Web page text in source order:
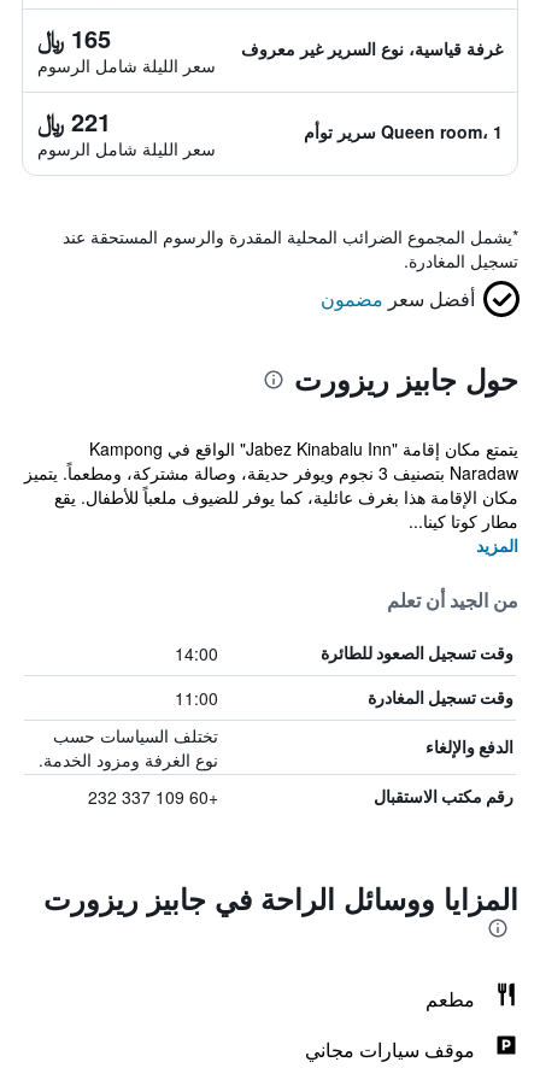
غرفة قياسية، نوع السرير غير معروف 165 ﷼
سعر الليلة شامل الرسوم
Queen room، 1 سرير توأم 221 ﷼
سعر الليلة شامل الرسوم
*يشمل المجموع الضرائب المحلية المقدرة والرسوم المستحقة عند
تسجيل المغادرة.
أفضل سعر مضمون
حول جابيز ريزورت
يتمتع مكان إقامة "Jabez Kinabalu Inn" الواقع في Kampong
Naradaw بتصنيف 3 نجوم ويوفر حديقة، وصالة مشتركة، ومطعماً. يتميز
مكان الإقامة هذا بغرف عائلية، كما يوفر للضيوف ملعباً للأطفال. يقع
مطار كوتا كينا...
المزيد
من الجيد أن تعلم
وقت تسجيل الصعود للطائرة 14:00
وقت تسجيل المغادرة 11:00
الدفع والإلغاء
تختلف السياسات حسب
نوع الغرفة ومزود الخدمة.
رقم مكتب الاستقبال +60 109 337 232
المزايا ووسائل الراحة في جابيز ريزورت
مطعم
موقف سيارات مجاني